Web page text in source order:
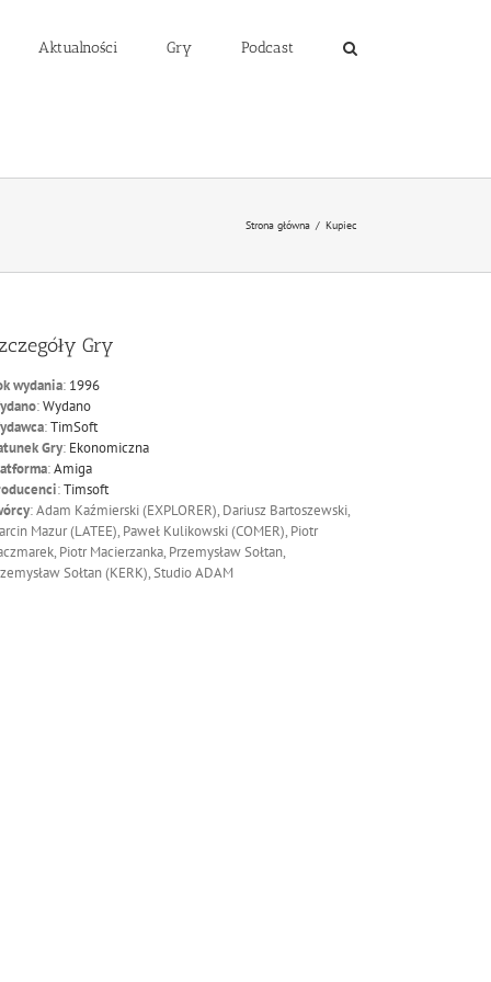
Aktualności Gry Podcast
Strona główna / Kupiec
Gry
wydania: 1996
:Wydano
:TimSoft
Gry: Ekonomiczna
:Amiga
:Timsoft
: Adam Kaźmierski (EXPLORER), Dariusz Bartoszewski,
Mazur (LATEE), Paweł Kulikowski (COMER), Piotr
Piotr Macierzanka, Przemysław Sołtan,
Sołtan (KERK), Studio ADAM